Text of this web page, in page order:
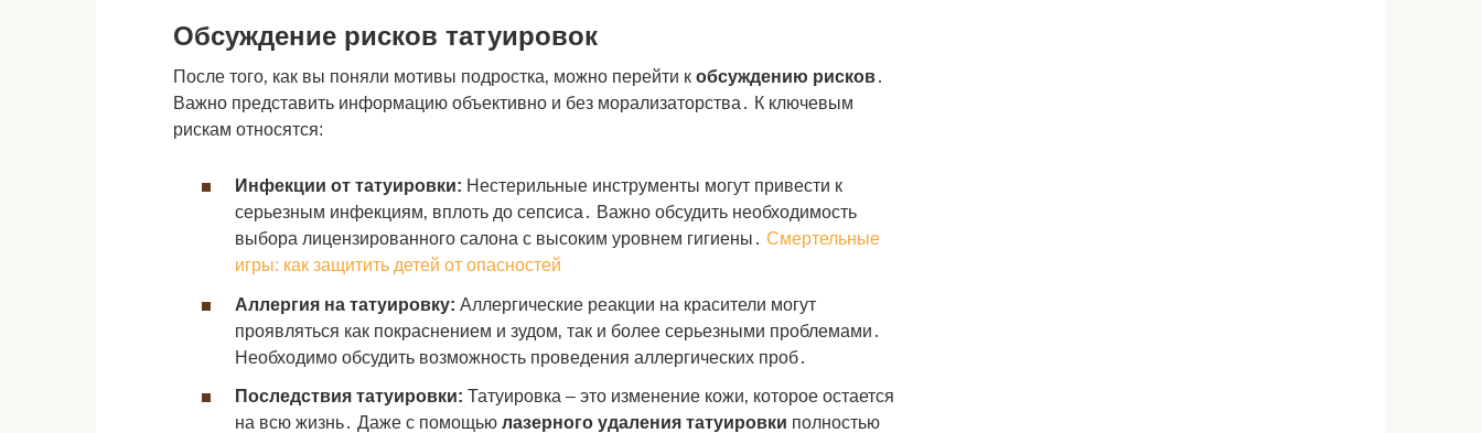
Обсуждение рисков татуировок
После того‚ как вы поняли мотивы подростка‚ можно перейти к обсуждению рисков․
Важно представить информацию объективно и без морализаторства․ К ключевым
рискам относятся:
Инфекции от татуировки: Нестерильные инструменты могут привести к
серьезным инфекциям‚ вплоть до сепсиса․ Важно обсудить необходимость
выбора лицензированного салона с высоким уровнем гигиены․ Смертельные
игры: как защитить детей от опасностей
Аллергия на татуировку: Аллергические реакции на красители могут
проявляться как покраснением и зудом‚ так и более серьезными проблемами․
Необходимо обсудить возможность проведения аллергических проб․
Последствия татуировки: Татуировка – это изменение кожи‚ которое остается
на всю жизнь․ Даже с помощью лазерного удаления татуировки полностью